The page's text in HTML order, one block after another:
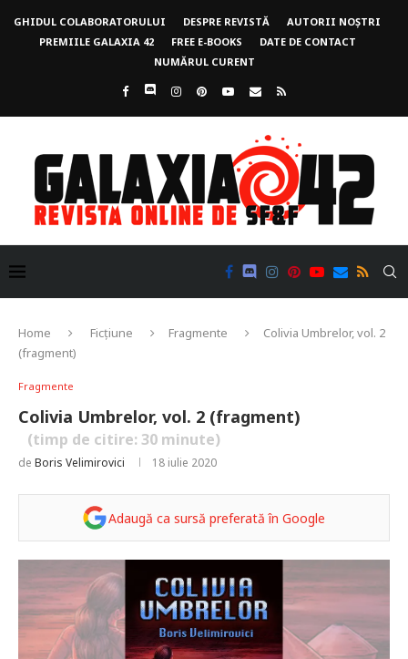
GHIDUL COLABORATORULUI DESPRE REVISTĂ
AUTORII NOȘTRI
PREMIILE GALAXIA 42
FREE E-BOOKS
DATE DE CONTACT
NUMĂRUL CURENT
Home Ficțiune Fragmente
Colivia Umbrelor, vol. 2
(fragment)
Fragmente
Colivia Umbrelor, vol. 2 (fragment)
(timp de citire: 30 minute)
de Boris Velimirovici 18 iulie 2020
Adaugă ca sursă preferată în Google